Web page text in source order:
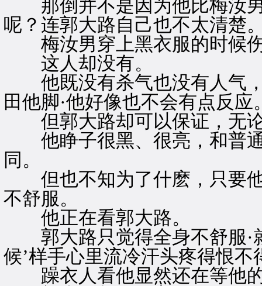
那倒并不是因为他比梅汝男
呢？连郭大路自己也不太清楚
梅汝男穿上黑衣服的时候伤
这人却没有。
他既没有杀气也没有人气，
田他脚·他好像也不会有点反应
但郭大路却可以保证，无论
他睁子很黑、很亮，和普通
同。
但也不知为了什麽，只要他
不舒服。
他正在看郭大路。
郭大路只觉得全身不舒服·
候’样手心里流冷汗头疼得恨
躁衣人看他显然还在等他